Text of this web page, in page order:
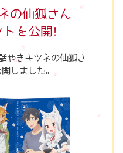
ネの仙狐さん
を公開！
やきキツネの仙狐さ
しました。